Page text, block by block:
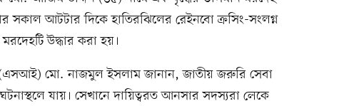
সকাল আটটার দিকে হাতিরঝিলের রেইনবো ক্রসিং-সংলগ্ন
উদ্ধার করা হয়।
(এসআই) মো. নাজমুল ইসলাম জানান, জাতীয় জরুরি সেবা
যায়। সেখানে দায়িত্বরত আনসার সদস্যরা লেকে